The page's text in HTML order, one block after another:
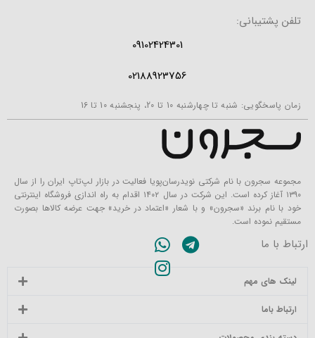
تلفن پشتیبانی:
09102424301
02188923756
زمان پاسخگویی: شنبه تا چهارشنبه 10 تا 20، پنجشنبه 10 تا 16
مجموعه سجرون با نام شرکتی نویدرسان‌پویا فعالیت در بازار لپ‌تاپ ایران را از سال
۱۳۹۰ آغاز کرده است. این شرکت در سال ۱۴۰۲ اقدام به راه اندازی فروشگاه اینترنتی
خود با نام برند «سجرون» و با شعار «اعتماد در خرید» جهت عرضه کالاها بصورت
مستقیم نموده است.
ارتباط با ما
لینک های مهم
ارتباط باما